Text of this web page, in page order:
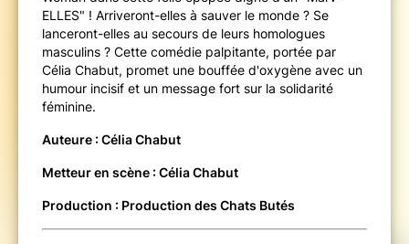
ELLES" ! Arriveront-elles à sauver le monde ? Se
lanceront-elles au secours de leurs homologues
masculins ? Cette comédie palpitante, portée par
Célia Chabut, promet une bouffée d'oxygène avec un
humour incisif et un message fort sur la solidarité
féminine.
Auteure : Célia Chabut
Metteur en scène : Célia Chabut
Production : Production des Chats Butés